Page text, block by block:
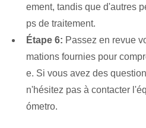
ement, tandis que d'autres
ps de traitement.
Étape 6: Passez en revue
mations fournies pour
e. Si vous avez des
n'hésitez pas à contacter
ómetro.